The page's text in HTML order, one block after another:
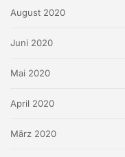
August 2020
Juni 2020
Mai 2020
April 2020
März 2020